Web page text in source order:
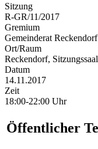
Sitzung
R-GR/11/2017
Gremium
Gemeinderat Reckendorf
Ort/Raum
Reckendorf,
Datum
14.11.2017
Zeit
18:00-22:00 Uhr
Öffentlicher